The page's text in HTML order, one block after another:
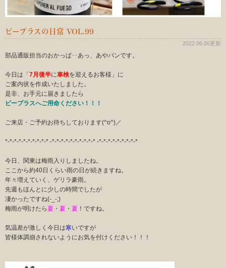
ビープラスの日常 VOL.99
2022.06.06更新
部品通販担当のおかっぱ･･あっ、あやパンです。
今日は「7月後半に車検を迎えるお客様」に
ご案内状を作成いたしました。
是非、お手元に届きましたら
ビープラスへご用命ください！！！
ご来店・ご予約お待ちしております(^o^)／
*-*-*-*-*-*-*-*-*-* -*-*-*-*-*-*-*-*-*-* -*-*-*-*-*-*-*-*-*
今日、関東は梅雨入りしましたね。
ここから約40日くらい雨の日が続きますね。
年々増えていく、ゲリラ豪雨。
先週もほんとに少しの時間でしたが
凄かったですね(-_-;)
梅雨が明けたら 夏 ・ 夏 ・ 夏 ！ですね。
気温差が激しく今日は寒いですが
皆様体調崩されないようにお気を付けください！！！